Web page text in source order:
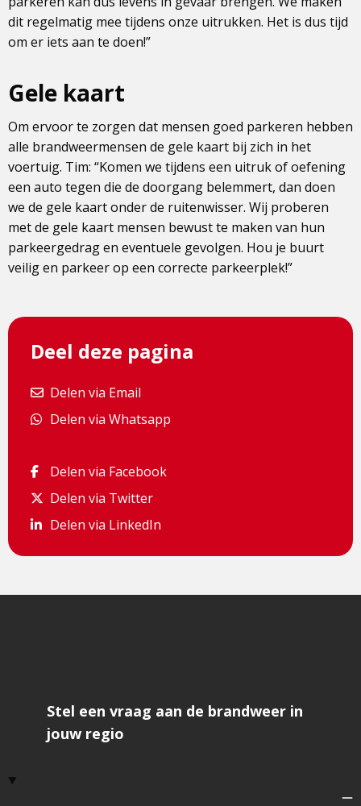
dit regelmatig mee tijdens onze uitrukken. Het is dus tijd
om er iets aan te doen!”
Gele kaart
Om ervoor te zorgen dat mensen goed parkeren hebben
alle brandweermensen de gele kaart bij zich in het
voertuig. Tim: “Komen we tijdens een uitruk of oefening
een auto tegen die de doorgang belemmert, dan doen
we de gele kaart onder de ruitenwisser. Wij proberen
met de gele kaart mensen bewust te maken van hun
parkeergedrag en eventuele gevolgen. Hou je buurt
veilig en parkeer op een correcte parkeerplek!”
Deel deze pagina
Delen via Email
Delen via Email
Delen via Whatsapp
Delen via Whatsapp
Delen via Facebook
Delen via Facebook
Delen via Twitter
Delen via Twitter
Delen via LinkedIn
Delen via LinkedIn
Stel een vraag aan de brandweer in
jouw regio